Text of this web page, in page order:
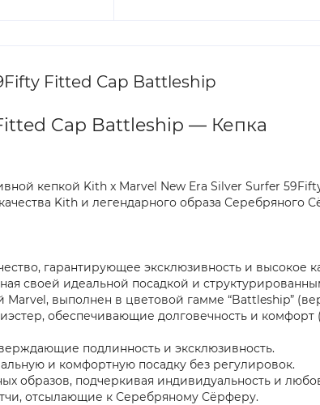
Fitted Cap Battleship
Cap Battleship — Кепка
кепкой Kith x Marvel New Era Silver Surfer
Kith и легендарного образа Серебряного
гарантирующее эксклюзивность и высокое
своей идеальной посадкой и
выполнен в цветовой гамме “Battleship”
обеспечивающие долговечность и комфорт
подлинность и эксклюзивность.
и комфортную посадку без регулировок.
образов, подчеркивая индивидуальность и
отсылающие к Серебряному Сёрферу.